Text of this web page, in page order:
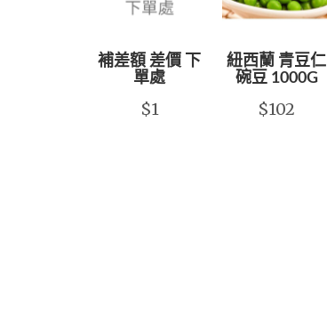
補差額 差價 下
單處
$1
紐西蘭 青豆仁
碗豆 1000G
$102